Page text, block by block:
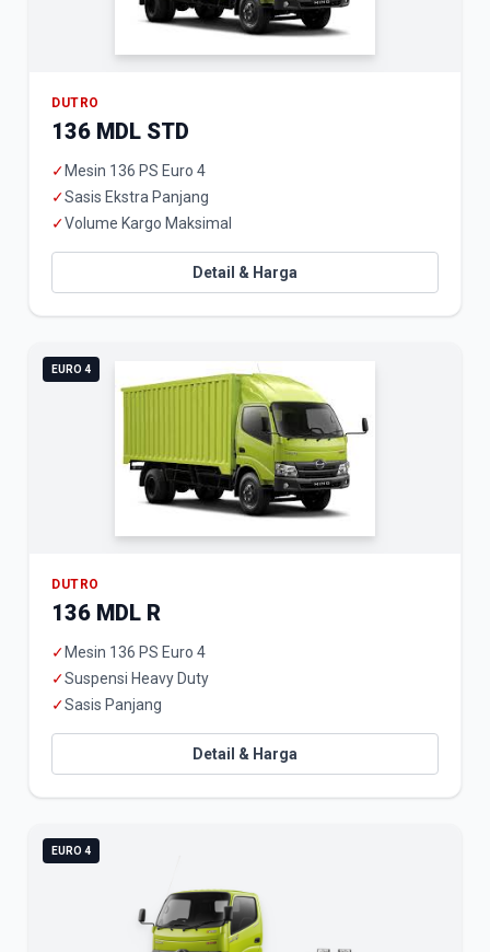
DUTRO
136 MDL STD
✓ Mesin 136 PS Euro 4
✓Sasis Ekstra Panjang
✓Volume Kargo Maksimal
Detail & Harga
EURO 4
DUTRO
136 MDL R
✓ Mesin 136 PS Euro 4
✓Suspensi Heavy Duty
✓Sasis Panjang
Detail & Harga
EURO 4